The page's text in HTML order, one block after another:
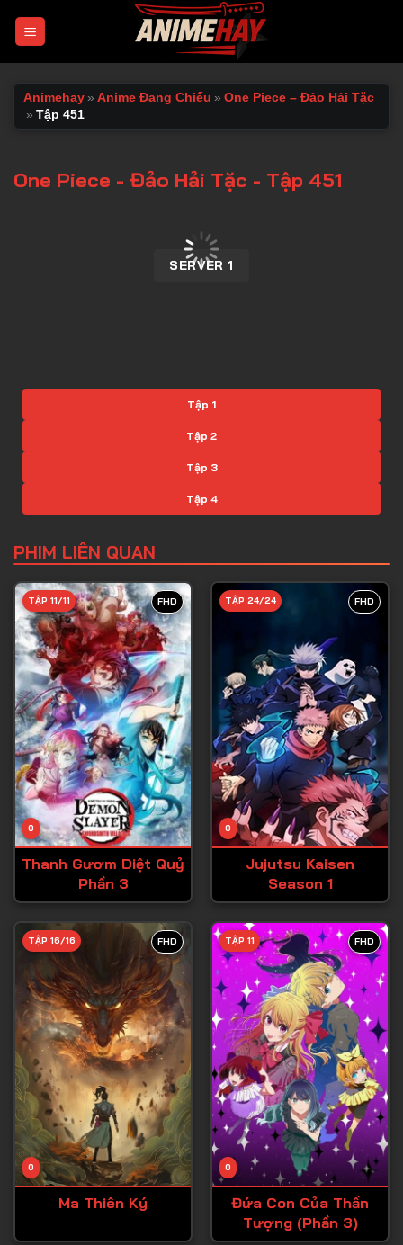
Animehay » Anime Đang Chiếu » One Piece – Đảo Hải Tặc
» Tập 451
One Piece - Đảo Hải Tặc - Tập 451
SERVER 1
Tập 1
Tập 2
Tập 3
Tập 4
Tập 6
Tập 7
Tập 8
Tập 9
Tập 10
Tập 11
Tập 12
Tập 13
Tập 14
Tập 15
Tập 17
Tập 18
Tập 19
Tập 20
Tập 21
Tập 22
Tập 23
Tập 24
Tập 25
Tập 26
PHIM LIÊN QUAN
FHD
0
TẬP 11/11
Thanh Gươm Diệt Quỷ
Phần 3
FHD
0
TẬP 24/24
Jujutsu Kaisen
Season 1
FHD
0
TẬP 16/16
Ma Thiên Ký
FHD
0
TẬP 11
Đứa Con Của Thần
Tượng (Phần 3)